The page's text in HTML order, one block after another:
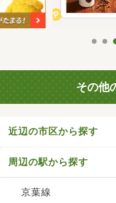
その他
近辺の市区から探す
周辺の駅から探す
京葉線